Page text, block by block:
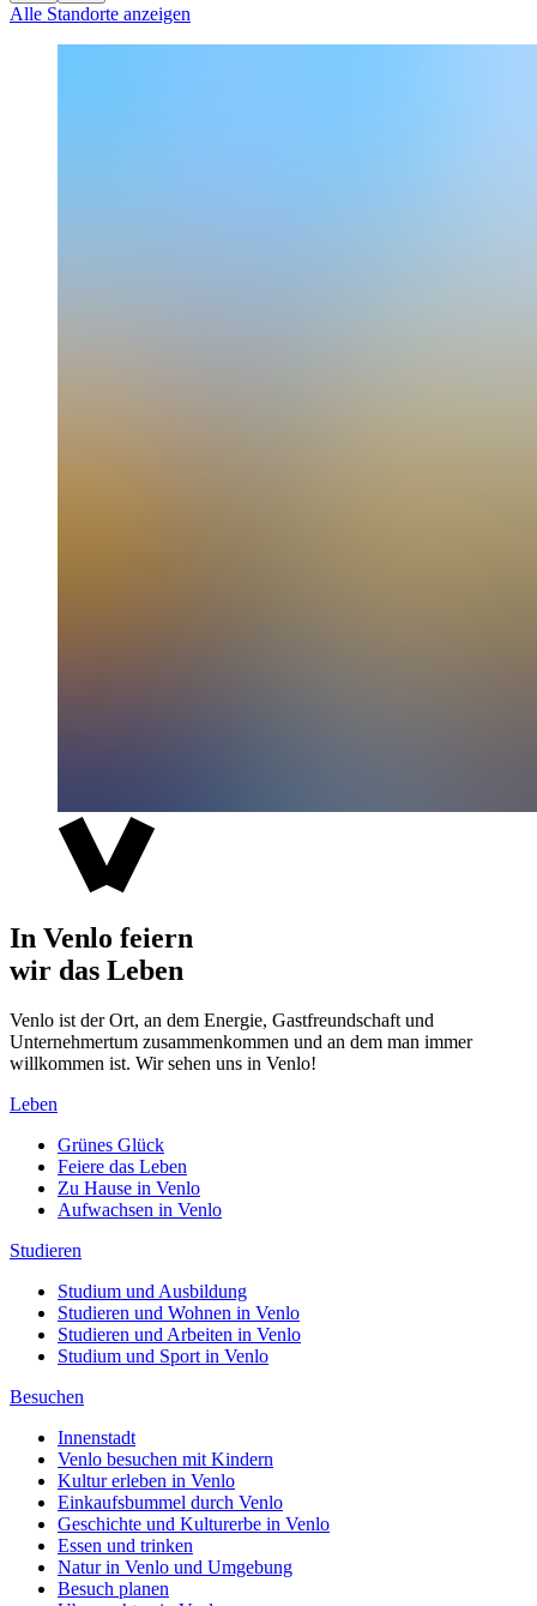
Alle Standorte anzeigen
In Venlo feiern
wir das Leben
Venlo ist der Ort, an dem Energie, Gastfreundschaft und
Unternehmertum zusammenkommen und an dem man immer
willkommen ist. Wir sehen uns in Venlo!
Leben
Grünes Glück
Feiere das Leben
Zu Hause in Venlo
Aufwachsen in Venlo
Studieren
Studium und Ausbildung
Studieren und Wohnen in Venlo
Studieren und Arbeiten in Venlo
Studium und Sport in Venlo
Besuchen
Innenstadt
Venlo besuchen mit Kindern
Kultur erleben in Venlo
Einkaufsbummel durch Venlo
Geschichte und Kulturerbe in Venlo
Essen und trinken
Natur in Venlo und Umgebung
Besuch planen